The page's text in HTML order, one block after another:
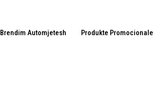
Brendim Automjetesh Produkte Promocionale